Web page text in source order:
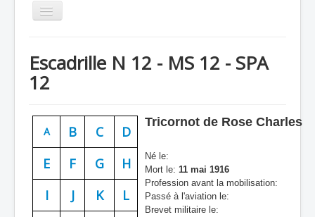
Basculer
la
Chronologie
Escadrilles
Organisation
Personnels
Formation
Doctrines
Escadrille N 12 - MS 12 - SPA
12
A B C
D
E
F G
H
I
J K
L
Tricornot de Rose Charles
Né le:
Mort le: 11 mai 1916
Profession avant la mobilisation:
Passé à l'aviation le:
Brevet militaire le: